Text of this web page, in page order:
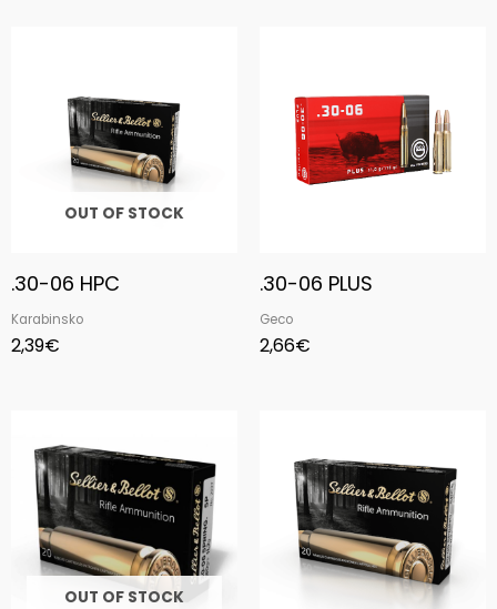
OUT OF STOCK
.30-06 HPC
Karabinsko
2,39€
.30-06 PLUS
Geco
2,66€
OUT OF STOCK